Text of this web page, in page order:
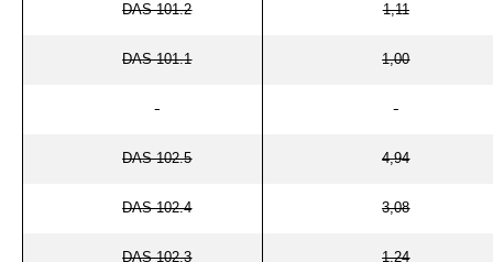
DAS 101.2 1,11
DAS 101.1 1,00
DAS 102.5 4,94
DAS 102.4 3,08
DAS 102.3 1,24